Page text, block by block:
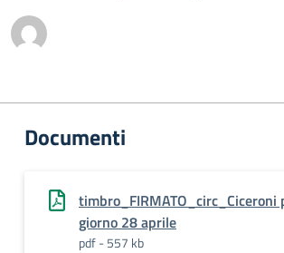
Documenti
timbro_FIRMATO_circ_Ciceroni
giorno 28 aprile
pdf - 557 kb